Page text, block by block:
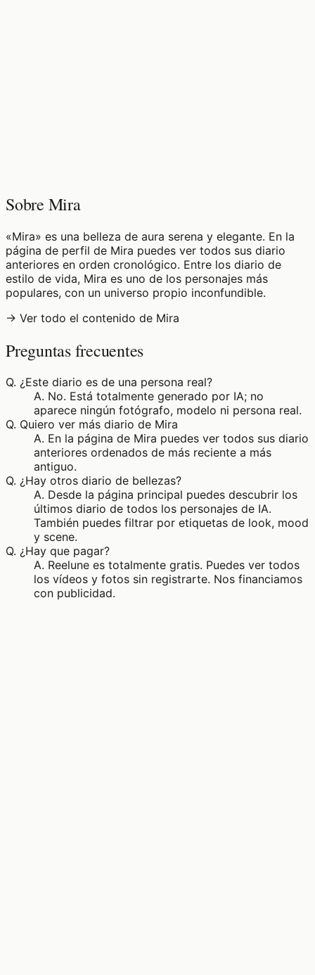
Sobre Mira
«Mira» es una belleza de aura serena y elegante. En la
página de perfil de Mira puedes ver todos sus diario
anteriores en orden cronológico. Entre los diario de
estilo de vida, Mira es uno de los personajes más
populares, con un universo propio inconfundible.
→ Ver todo el contenido de Mira
Preguntas frecuentes
Q. ¿Este diario es de una persona real?
A. No. Está totalmente generado por IA; no
aparece ningún fotógrafo, modelo ni persona real.
Q. Quiero ver más diario de Mira
A. En la página de Mira puedes ver todos sus diario
anteriores ordenados de más reciente a más
antiguo.
Q. ¿Hay otros diario de bellezas?
A. Desde la página principal puedes descubrir los
últimos diario de todos los personajes de IA.
También puedes filtrar por etiquetas de look, mood
y scene.
Q. ¿Hay que pagar?
A. Reelune es totalmente gratis. Puedes ver todos
los vídeos y fotos sin registrarte. Nos financiamos
con publicidad.